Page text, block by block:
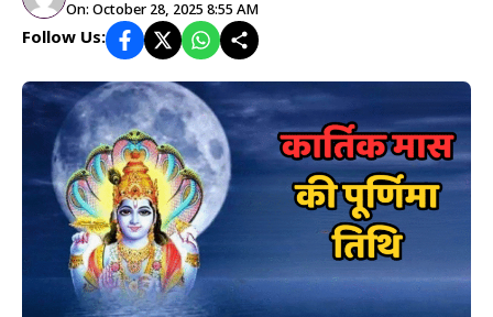
On: October 28, 2025 8:55 AM
Follow Us: